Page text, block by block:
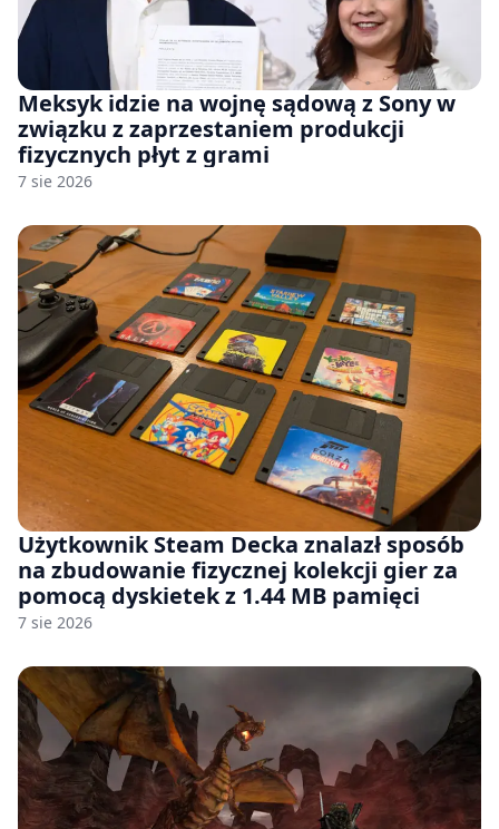
Meksyk idzie na wojnę sądową z Sony w
związku z zaprzestaniem produkcji
fizycznych płyt z grami
7 sie 2026
Użytkownik Steam Decka znalazł sposób
na zbudowanie fizycznej kolekcji gier za
pomocą dyskietek z 1.44 MB pamięci
7 sie 2026